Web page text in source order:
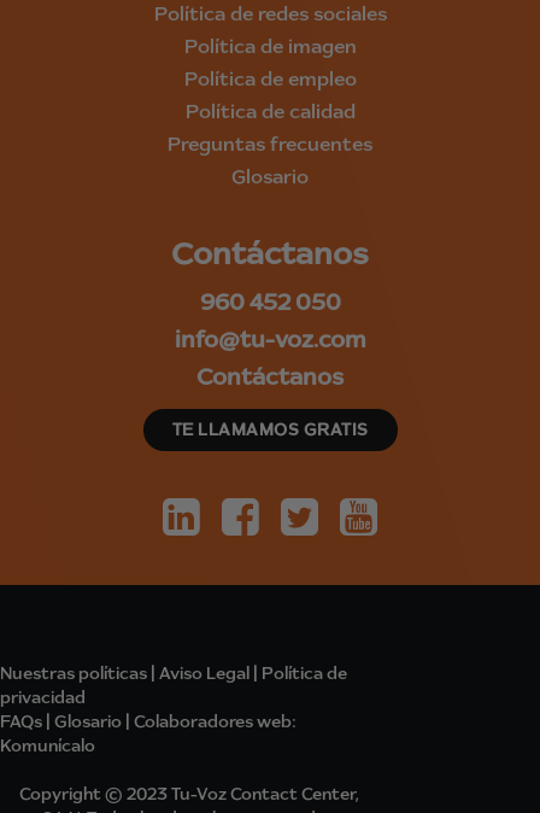
Política de redes sociales
Política de imagen
Política de empleo
Política de calidad
Preguntas frecuentes
Glosario
Contáctanos
960 452 050
info@tu-voz.com
Contáctanos
TE LLAMAMOS GRATIS
Nuestras políticas | Aviso Legal | Política de
privacidad
FAQs | Glosario | Colaboradoresweb:
Komunícalo
Copyright © 2023 Tu-Voz Contact Center,